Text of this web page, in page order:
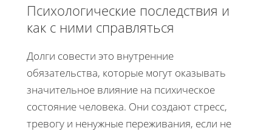
Психологические последствия и
как с ними справляться
Долги совести это внутренние
обязательства, которые могут оказывать
значительное влияние на психическое
состояние человека. Они создают стресс,
тревогу и ненужные переживания, если не